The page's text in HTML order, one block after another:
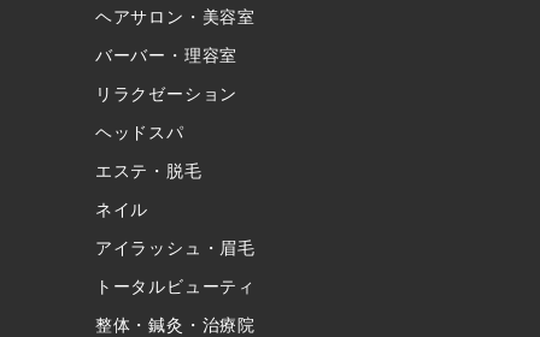
ヘアサロン・美容室
バーバー・理容室
リラクゼーション
ヘッドスパ
エステ・脱毛
ネイル
アイラッシュ・眉毛
トータルビューティ
整体・鍼灸・治療院